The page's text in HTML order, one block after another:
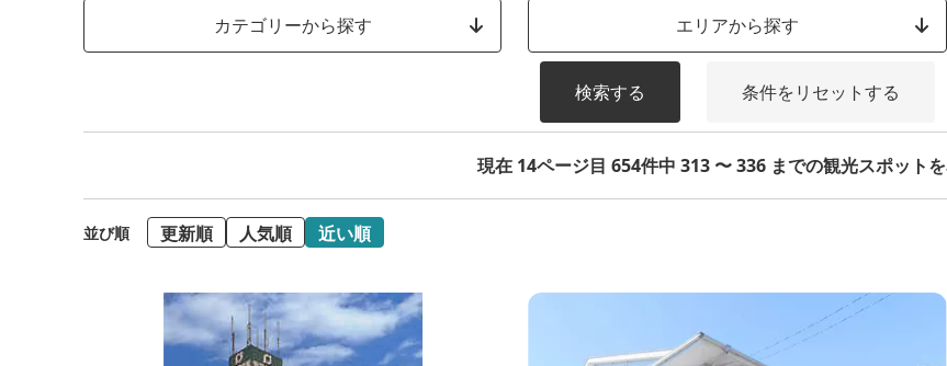
カテゴリーから探す エリアから探す
検索する 条件をリセットする
現在 14ページ目 654件中 313 〜 336 までの観光スポット
並び順 更新順 人気順 近い順